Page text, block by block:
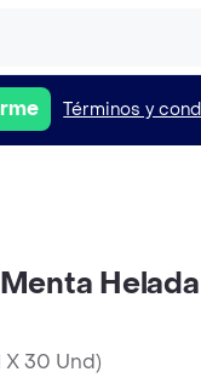
Términos y
X 30 Und)